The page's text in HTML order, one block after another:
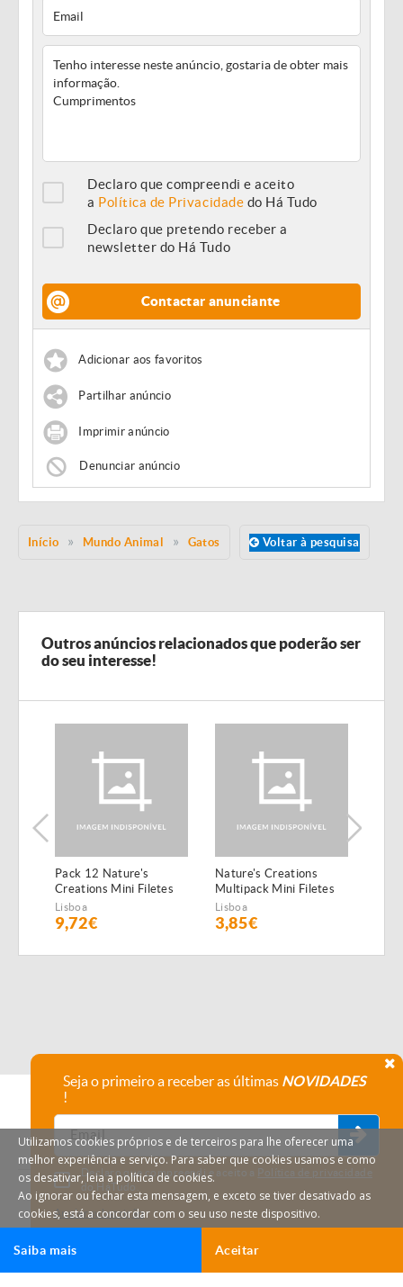
Ligar Email
Declaro que compreendi e aceito
a Política de Privacidade do Há Tudo
Declaro que pretendo receber a
newsletter do Há Tudo
Contactar anunciante
Adicionar aos favoritos
Partilhar anúncio
Imprimir anúncio
Denunciar anúncio
Início Mundo Animal Gatos Voltar à pesquisa
Outros anúncios relacionados que poderão ser
do seu interesse!
Pack 12 Nature's
Creations Mini Filetes
de Boi
Lisboa
9,72€
Nature's Creations
Multipack Mini Filetes
de Peixe do Oceano e
atum
Lisboa
3,85€
HáTudo © 2026 Todos os direitos reservados.
Seja o primeiro a receber as últimas NOVIDADES
!
Declaro que compreendi e aceito a Política de privacidade
do HáTudo.
Anular subscrição
Utilizamos cookies próprios e de terceiros para lhe oferecer uma
melhor experiência e serviço. Para saber que cookies usamos e como
os desativar, leia a política de cookies.
Ao ignorar ou fechar esta mensagem, e exceto se tiver desativado as
cookies, está a concordar com o seu uso neste dispositivo.
Aceitar
Saiba mais